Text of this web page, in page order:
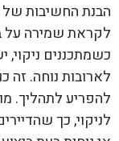
הבנת החשיבות של
לקראת שמירה על
כשמתכננים
לארובות נוחה. זה
להפריע לתהליך.
לניקוי, כך